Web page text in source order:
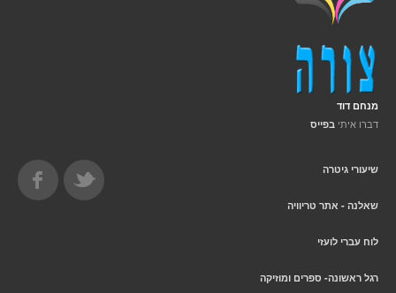
מנחם דוד
דברו איתי בפייס
שיעורי גיטרה
שאלנה - אתר טריוויה
לוח עברי לועזי
רגל ראשונה- ספרים ומוזיקה